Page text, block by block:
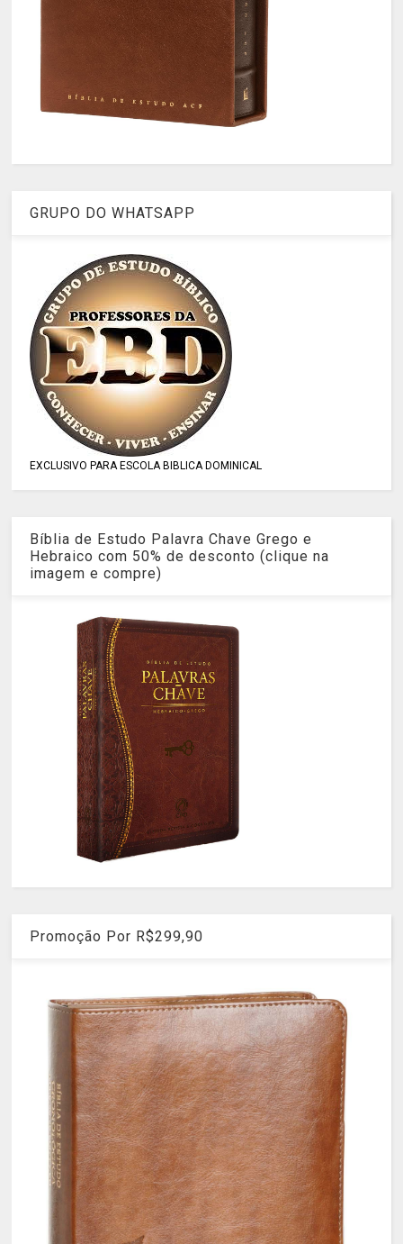
GRUPO DO WHATSAPP
EXCLUSIVO PARA ESCOLA BIBLICA DOMINICAL
Bíblia de Estudo Palavra Chave Grego e
Hebraico com 50% de desconto (clique na
imagem e compre)
Promoção Por R$299,90